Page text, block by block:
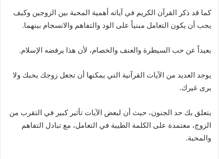
كما قد ذكر القرآن الكريم في آياته أهمية المحبة بين الزوجين وكيف
يجب أن يكون التعامل مبنياً على الود والتفاهم والانسجام بينهما.
بعيداً عن حب السيطرة والعنف والخصام، لأن هذا يرفضه الإسلام.
يوجد العديد من الآيات القرآنية التي يمكنها أن تجعل زوجك يحبك ولا
يرى غيرك.
يتعلق بك حد الجنون، حيث أن لبعض الآيات تأثير كبير في التقرب من
الزوج، معتمدة على الكلمة الطيبة في التعامل، مع تبادل التفاهم
والمحبة.